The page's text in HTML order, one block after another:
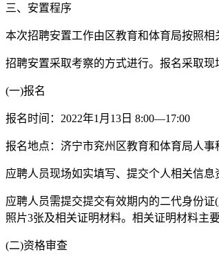
三、安置程序
本次招聘安置工作由区教育和体育局按照
招聘安置采取考察的方式进行。报名采取
(一)报名
报名时间：2022年1月13日 8:00—17:00
报名地点：济宁市兖州区教育和体育局人
应聘人员现场如实填写、提交个人相关信
应聘人员需提交提交有效期内的二代身份
照片3张及相关证明材料。相关证明材料主
(二)资格审查